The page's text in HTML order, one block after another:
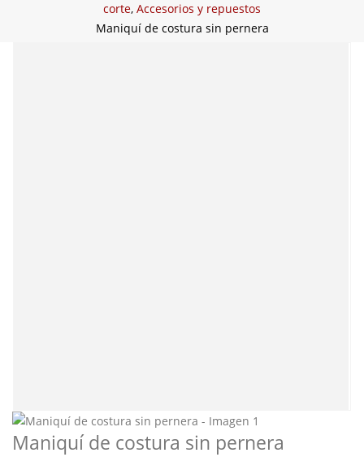
corte, Accesorios y repuestos
Maniquí de costura sin pernera
Maniquí de costura sin pernera